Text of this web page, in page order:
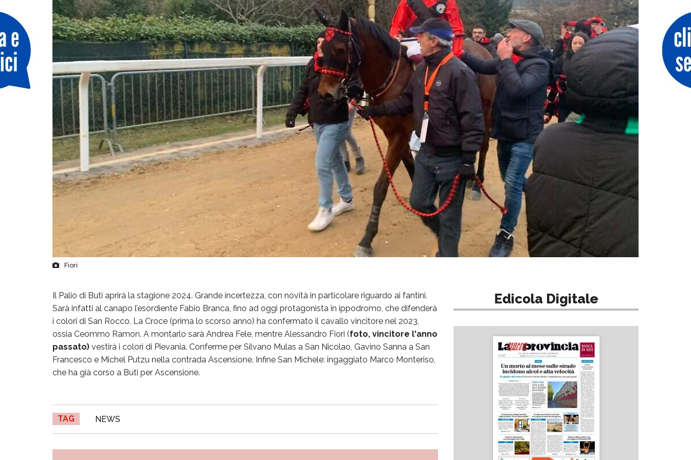
Fiori
Il Palio di Buti aprirà la stagione 2024. Grande incertezza, con novità in particolare riguardo ai fantini.
Sarà infatti al canapo l’esordiente Fabio Branca, fino ad oggi protagonista in ippodromo, che difenderà
i colori di San Rocco. La Croce (prima lo scorso anno) ha confermato il cavallo vincitore nel 2023,
ossia Ceommo Ramon. A montarlo sarà Andrea Fele, mentre Alessandro Fiori (foto, vincitore l'anno
passato) vestirà i colori di Pievania. Conferme per Silvano Mulas a San Nicolao, Gavino Sanna a San
Francesco e Michel Putzu nella contrada Ascensione. Infine San Michele: ingaggiato Marco Monteriso,
che ha già corso a Buti per Ascensione.
TAG NEWS
Edicola Digitale